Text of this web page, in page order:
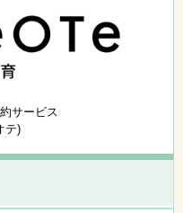
サービス
テ)